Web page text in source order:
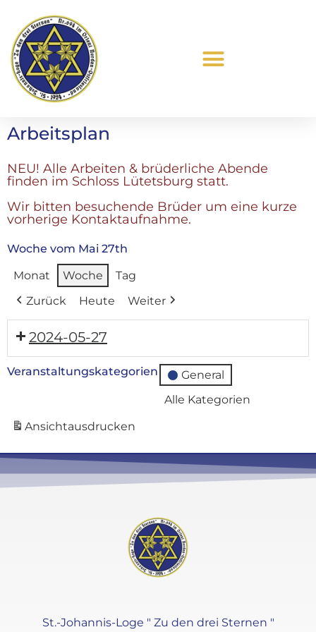
Arbeitsplan
NEU! Alle Arbeiten & brüderliche Abende
finden im Schloss Lütetsburg statt.
Wir bitten besuchende Brüder um eine kurze
vorherige Kontaktaufnahme.
Woche vom Mai 27th
Monat
Woche
Tag
Zurück
Heute Weiter
2024-05-27
Veranstaltungskategorien
General
Alle Kategorien
Ansichtausdrucken
St.-Johannis-Loge " Zu den drei Sternen "